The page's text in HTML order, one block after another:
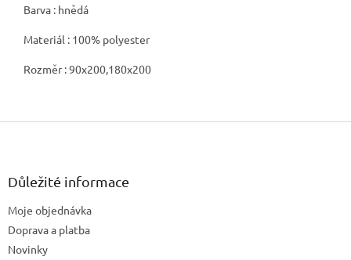
Barva : hnědá
Materiál : 100% polyester
Rozměr : 90x200,180x200
Z
Důležité informace
Moje objednávka
Doprava a platba
Novinky